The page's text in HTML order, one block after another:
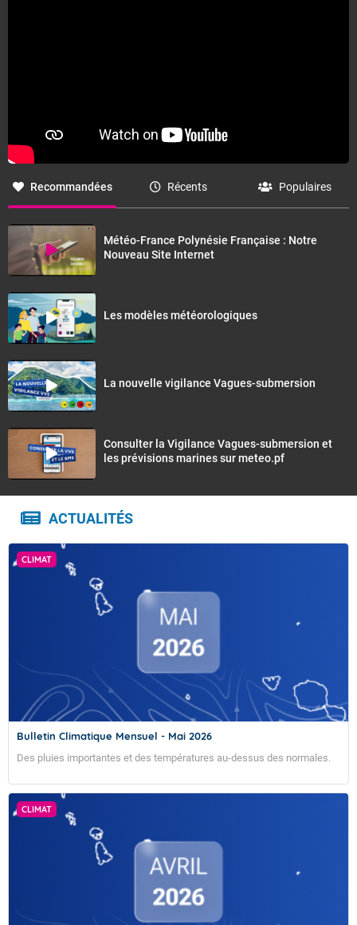
Recommandées Récents Populaires
Météo-France Polynésie Française : Notre
Nouveau Site Internet
Les modèles météorologiques
La nouvelle vigilance Vagues-submersion
Consulter la Vigilance Vagues-submersion et
les prévisions marines sur meteo.pf
ACTUALITÉS
CLIMAT
Bulletin Climatique Mensuel - Mai 2026
Des pluies importantes et des températures au-dessus des normales.
CLIMAT